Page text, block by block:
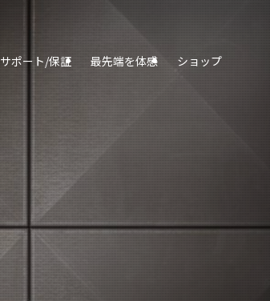
サポート/保証 最先端を体感 ショップ